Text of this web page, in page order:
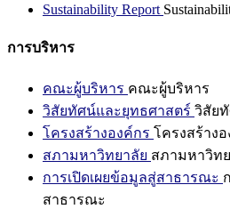
Sustainability Report
การบริหาร
คณะผู้บริหาร คณะผู้บริหาร
วิสัยทัศน์และยุทธศาสตร์ วิสัย
โครงสร้างองค์กร โครงสร้าง
สภามหาวิทยาลัย สภามหาวิท
การเปิดเผยข้อมูลสู่สาธารณะ
สาธารณะ